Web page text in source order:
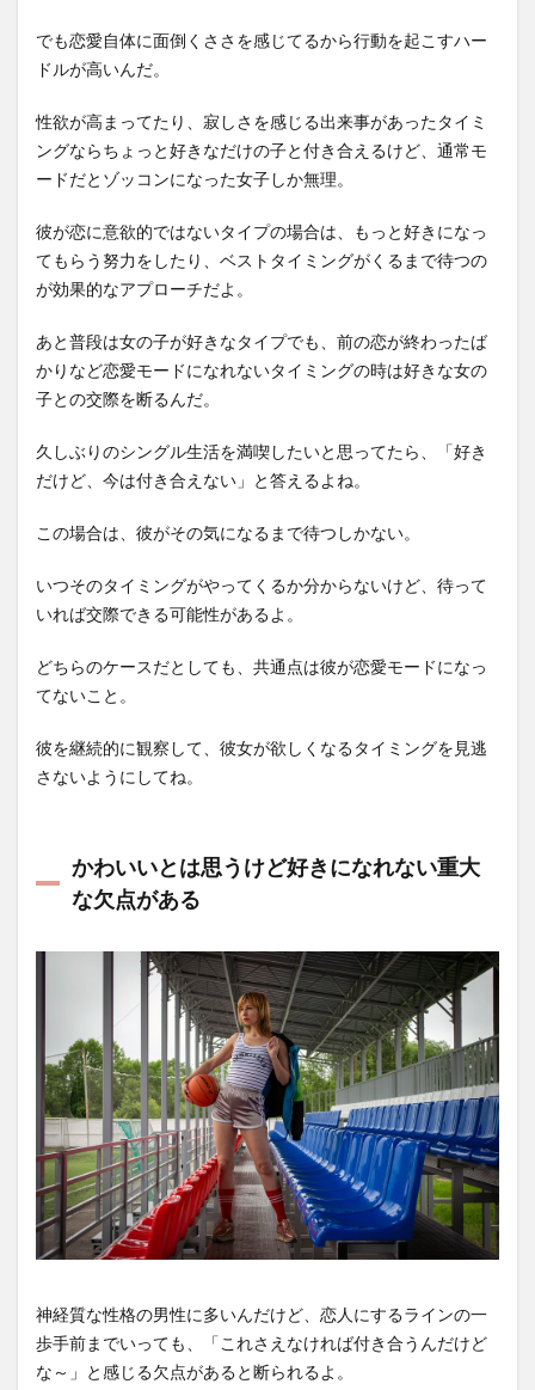
でも恋愛自体に面倒くささを感じてるから行動を起こすハー
ドルが高いんだ。
性欲が高まってたり、寂しさを感じる出来事があったタイミ
ングならちょっと好きなだけの子と付き合えるけど、通常モ
ードだとゾッコンになった女子しか無理。
彼が恋に意欲的ではないタイプの場合は、もっと好きになっ
てもらう努力をしたり、ベストタイミングがくるまで待つの
が効果的なアプローチだよ。
あと普段は女の子が好きなタイプでも、前の恋が終わったば
かりなど恋愛モードになれないタイミングの時は好きな女の
子との交際を断るんだ。
久しぶりのシングル生活を満喫したいと思ってたら、「好き
だけど、今は付き合えない」と答えるよね。
この場合は、彼がその気になるまで待つしかない。
いつそのタイミングがやってくるか分からないけど、待って
いれば交際できる可能性があるよ。
どちらのケースだとしても、共通点は彼が恋愛モードになっ
てないこと。
彼を継続的に観察して、彼女が欲しくなるタイミングを見逃
さないようにしてね。
かわいいとは思うけど好きになれない重大
な欠点がある
神経質な性格の男性に多いんだけど、恋人にするラインの一
歩手前までいっても、「これさえなければ付き合うんだけど
な～」と感じる欠点があると断られるよ。